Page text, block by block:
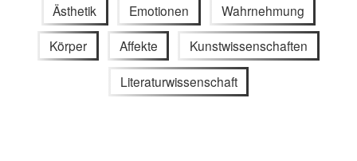
Ästhetik Emotionen Wahrnehmung
Körper Affekte Kunstwissenschaften
Literaturwissenschaft